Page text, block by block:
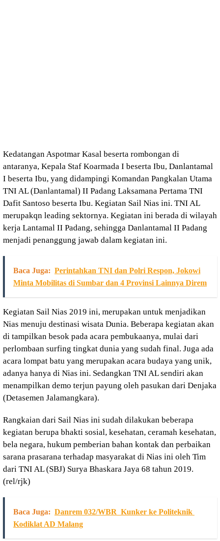
Kedatangan Aspotmar Kasal beserta rombongan di
antaranya, Kepala Staf Koarmada I beserta Ibu, Danlantamal
I beserta Ibu, yang didampingi Komandan Pangkalan Utama
TNI AL (Danlantamal) II Padang Laksamana Pertama TNI
Dafit Santoso beserta Ibu. Kegiatan Sail Nias ini. TNI AL
merupakqn leading sektornya. Kegiatan ini berada di wilayah
kerja Lantamal II Padang, sehingga Danlantamal II Padang
menjadi penanggung jawab dalam kegiatan ini.
Baca Juga: Perintahkan TNI dan Polri Respon, Jokowi
Minta Mobilitas di Sumbar dan 4 Provinsi Lainnya Direm
Kegiatan Sail Nias 2019 ini, merupakan untuk menjadikan
Nias menuju destinasi wisata Dunia. Beberapa kegiatan akan
di tampilkan besok pada acara pembukaanya, mulai dari
perlombaan surfing tingkat dunia yang sudah final. Juga ada
acara lompat batu yang merupakan acara budaya yang unik,
adanya hanya di Nias ini. Sedangkan TNI AL sendiri akan
menampilkan demo terjun payung oleh pasukan dari Denjaka
(Detasemen Jalamangkara).
Rangkaian dari Sail Nias ini sudah dilakukan beberapa
kegiatan berupa bhakti sosial, kesehatan, ceramah kesehatan,
bela negara, hukum pemberian bahan kontak dan perbaikan
sarana prasarana terhadap masyarakat di Nias ini oleh Tim
dari TNI AL (SBJ) Surya Bhaskara Jaya 68 tahun 2019.
(rel/rjk)
Baca Juga: Danrem 032/WBR Kunker ke Politeknik
Kodiklat AD Malang